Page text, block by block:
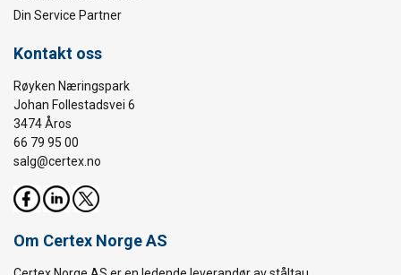
Din Service Partner
Kontakt oss
Røyken Næringspark
Johan Follestadsvei 6
3474 Åros
66 79 95 00
salg@certex.no
Om Certex Norge AS